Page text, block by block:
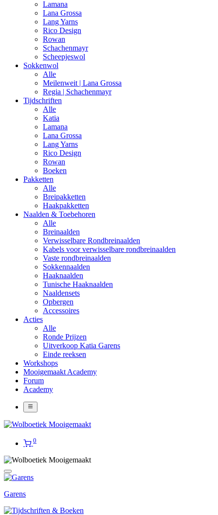
Lamana
Lana Grossa
Lang Yarns
Rico Design
Rowan
Schachenmayr
Scheepjeswol
Sokkenwol
Alle
Meilenweit | Lana Grossa
Regia | Schachenmayr
Tijdschriften
Alle
Katia
Lamana
Lana Grossa
Lang Yarns
Rico Design
Rowan
Boeken
Pakketten
Alle
Breipakketten
Haakpakketten
Naalden & Toebehoren
Alle
Breinaalden
Verwisselbare Rondbreinaalden
Kabels voor verwisselbare rondbreinaalden
Vaste rondbreinaalden
Sokkennaalden
Haaknaalden
Tunische Haaknaalden
Naaldensets
Opbergen
Accessoires
Acties
Alle
Ronde Prijzen
Uitverkoop Katia Garens
Einde reeksen
Workshops
Mooigemaakt Academy
Forum
Academy
0
Garens